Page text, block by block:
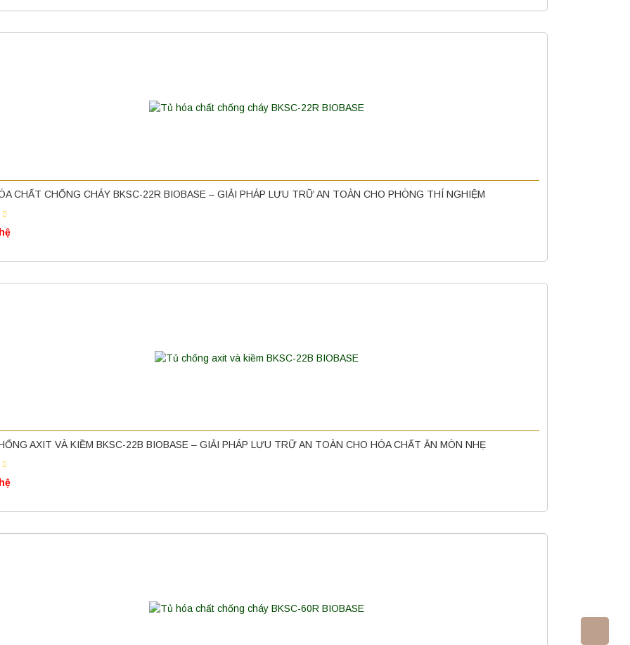
CHẤT CHỐNG CHÁY BKSC-22R BIOBASE – GIẢI PHÁP LƯU TRỮ AN TOÀN CHO PHÒNG THÍ NGHIỆM
AXIT VÀ KIỀM BKSC-22B BIOBASE – GIẢI PHÁP LƯU TRỮ AN TOÀN CHO HÓA CHẤT ĂN MÒN NHẸ